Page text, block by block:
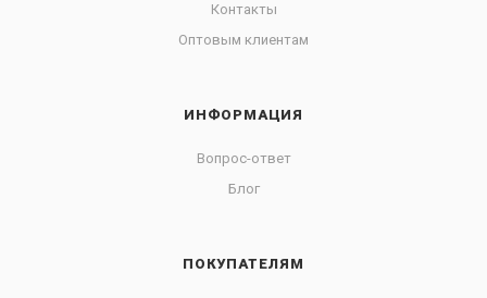
Контакты
Оптовым клиентам
ИНФОРМАЦИЯ
Вопрос-ответ
Блог
ПОКУПАТЕЛЯМ